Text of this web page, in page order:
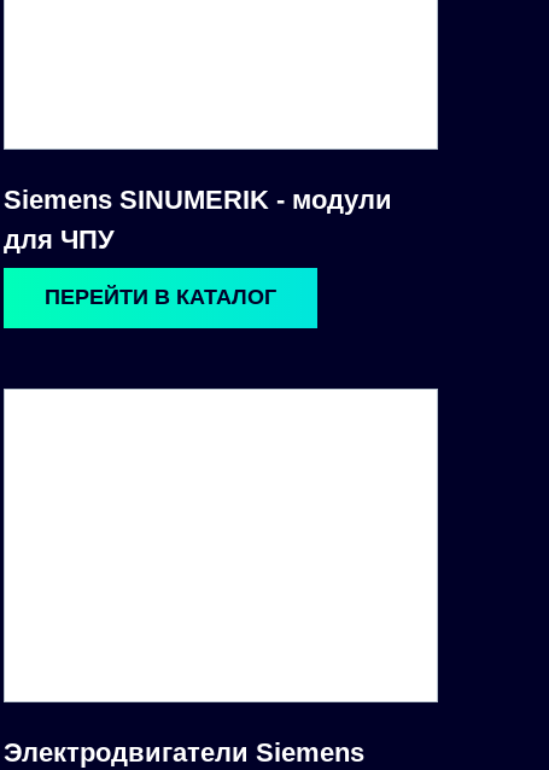
Siemens SINUMERIK - модули
для ЧПУ
ПЕРЕЙТИ В КАТАЛОГ
Электродвигатели Siemens